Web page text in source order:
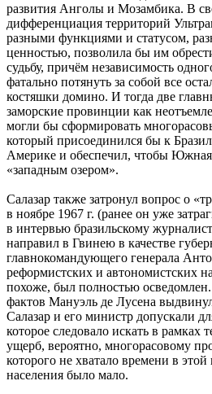
развития Анголы и Мозамбика. В
дифференциация территорий
разными функциями и статусом,
ценностью, позволила бы им
судьбу, причём независимость
фатально потянуть за собой все
костяшки домино. И тогда две
заморские провинции как
могли бы сформировать
который присоединился бы к
Америке и обеспечил, чтобы Южная
«западным озером».
Салазар также затронул вопрос о
в ноябре 1967 г. (ранее он уже
в интервью бразильскому
направил в Гвинею в качестве
главнокомандующего генерала
реформистских и автономистских
похоже, был полностью
фактов Мануэль де Лусена
Салазар и его министр допускали
которое следовало искать в рамках
ущерб, вероятно, многорасовому
которого не хватало времени в этой
населения было мало.